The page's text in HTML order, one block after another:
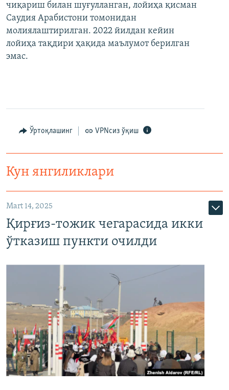
чиқариш билан шуғулланган, лойиҳа қисман
Саудия Арабистони томонидан
молиялаштирилган. 2022 йилдан кейин
лойиҳа тақдири ҳақида маълумот берилган
эмас.
Ўртоқлашинг VPNсиз ўқиш
Кун янгиликлари
Mart 14, 2025
Қирғиз-тожик чегарасида икки
ўтказиш пункти очилди